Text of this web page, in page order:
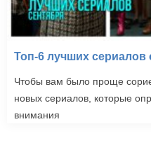
Топ-6 лучших сериалов
Чтобы вам было проще
новых сериалов, которые
внимания